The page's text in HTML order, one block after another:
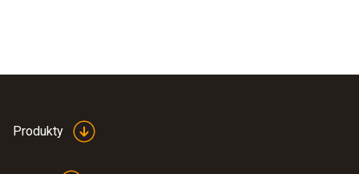
Produkty